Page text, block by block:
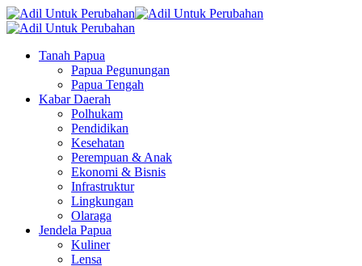
Tanah Papua
Papua Pegunungan
Papua Tengah
Kabar Daerah
Polhukam
Pendidikan
Kesehatan
Perempuan & Anak
Ekonomi & Bisnis
Infrastruktur
Lingkungan
Olaraga
Jendela Papua
Kuliner
Lensa